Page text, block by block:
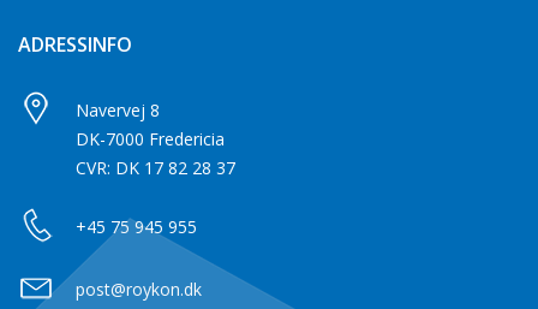
ADRESSINFO
Navervej 8
DK-7000 Fredericia
CVR: DK 17 82 28 37
+45 75 945 955
post@roykon.dk